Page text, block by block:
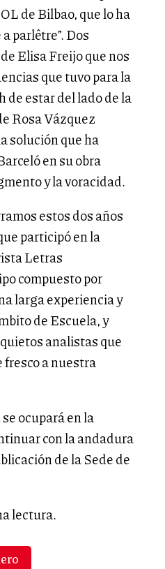
de Bilbao, que lo ha
parlêtre”. Dos
Elisa Freijo que nos
que tuvo para la
de estar del lado de la
Rosa Vázquez
solución que ha
en su obra
y la voracidad.
estos dos años
participó en la
Letras
compuesto por
larga experiencia y
de Escuela, y
analistas que
a nuestra
ocupará en la
con la andadura
de la Sede de
lectura.